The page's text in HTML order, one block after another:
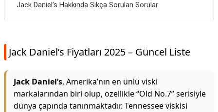
Jack Daniel’s Hakkında Sıkça Sorulan Sorular
Jack Daniel’s Fiyatları 2025 – Güncel Liste
Jack Daniel’s, Amerika’nın en ünlü viski
markalarından biri olup, özellikle “Old No.7” serisiyle
dünya çapında tanınmaktadır. Tennessee viskisi